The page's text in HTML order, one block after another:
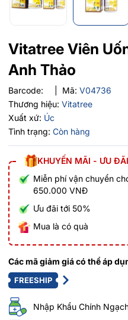
Vitatree Viên
Anh Thảo
Barcode: Mã: V04736
Thương hiệu: Vitatree
Xuất xứ: Úc
Tình trạng: Còn hàng
KHUYẾN MÃI - ƯU ĐÃI
Miễn phí vận chuyển
650.000 VNĐ
Ưu đãi tới 50%
Mua là có quà
Các mã giảm giá có thể áp
FREESHIP
Nhập Khẩu Chính